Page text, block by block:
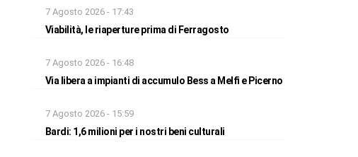
7 Agosto 2026 - 17:43
Viabilità, le riaperture prima di Ferragosto
7 Agosto 2026 - 16:48
Via libera a impianti di accumulo Bess a Melfi e Picerno
7 Agosto 2026 - 15:59
Bardi: 1,6 milioni per i nostri beni culturali